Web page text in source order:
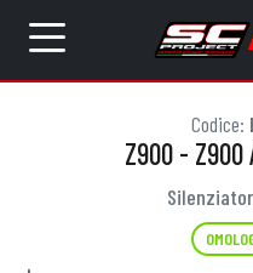
Codice:
Z900 -